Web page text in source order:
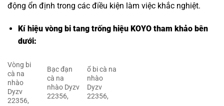
động ổn định trong các điều kiện làm việc khắc nghiệt.
Kí hiệu vòng bi tang trống hiệu KOYO tham khảo bên
dưới:
Vòng bi
cà na
nhào
Dyzv
22356,
Bạc đạn
cà na
nhào Dyzv
22356,
ổ bi cà na
nhào
Dyzv
22356,